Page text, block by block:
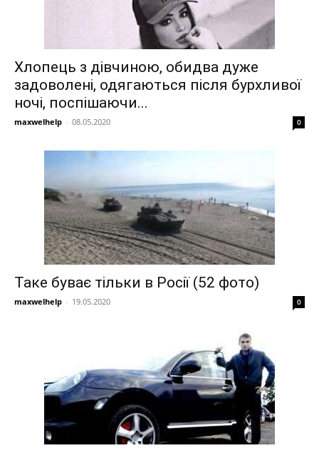
Хлопець з дівчиною, обидва дуже
задоволені, одягаються після бурхливої
ночі, поспішаючи...
maxwelhelp - 08.05.2020 0
Таке буває тільки в Росії (52 фото)
maxwelhelp - 19.05.2020 0